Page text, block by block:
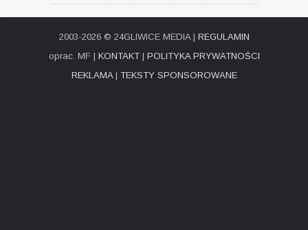
2003-2026 © 24GLIWICE MEDIA | REGULAMIN
oprac. MF | KONTAKT| POLITYKA PRYWATNOŚCI
REKLAMA| TEKSTY SPONSOROWANE